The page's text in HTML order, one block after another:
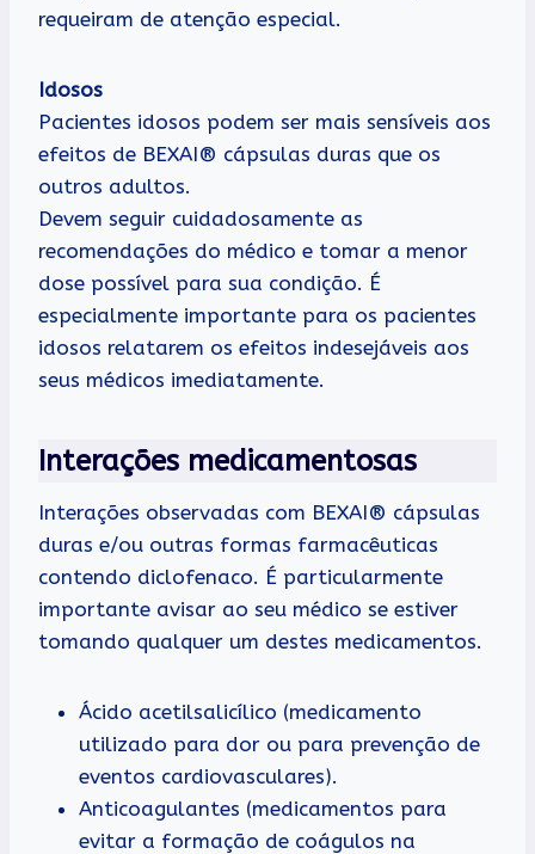
requeiram de atenção especial.
Idosos
Pacientes idosos podem ser mais sensíveis aos
efeitos de BEXAI® cápsulas duras que os
outros adultos.
Devem seguir cuidadosamente as
recomendações do médico e tomar a menor
dose possível para sua condição. É
especialmente importante para os pacientes
idosos relatarem os efeitos indesejáveis aos
seus médicos imediatamente.
Interações medicamentosas
Interações observadas com BEXAI® cápsulas
duras e/ou outras formas farmacêuticas
contendo diclofenaco. É particularmente
importante avisar ao seu médico se estiver
tomando qualquer um destes medicamentos.
Ácido acetilsalicílico (medicamento
utilizado para dor ou para prevenção de
eventos cardiovasculares).
Anticoagulantes (medicamentos para
evitar a formação de coágulos na